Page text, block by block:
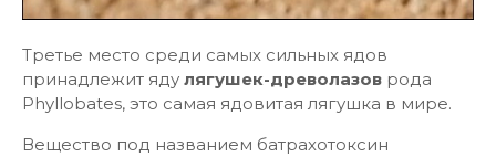
Третье место среди самых сильных ядов
принадлежит яду лягушек-древолазов рода
Phyllobates, это самая ядовитая лягушка в мире.
Вещество под названием батрахотоксин